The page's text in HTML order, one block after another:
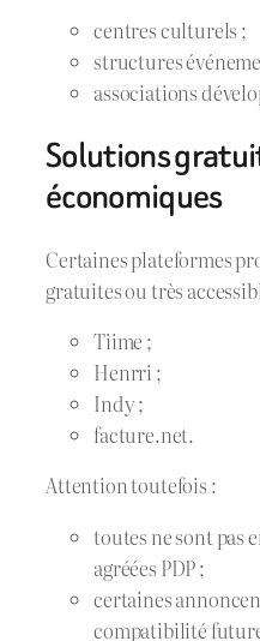
centres culturels ;
structures
associations
Solutions
économiques
Certaines plateformes
gratuites ou très
Tiime ;
Henrri ;
Indy ;
facture.net.
Attention toutefois :
toutes ne sont pas
agréées PDP ;
certaines
compatibilité